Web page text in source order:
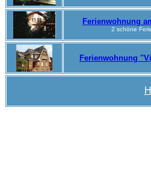
Ferienwohnung
2 schöne
Ferienwohnung